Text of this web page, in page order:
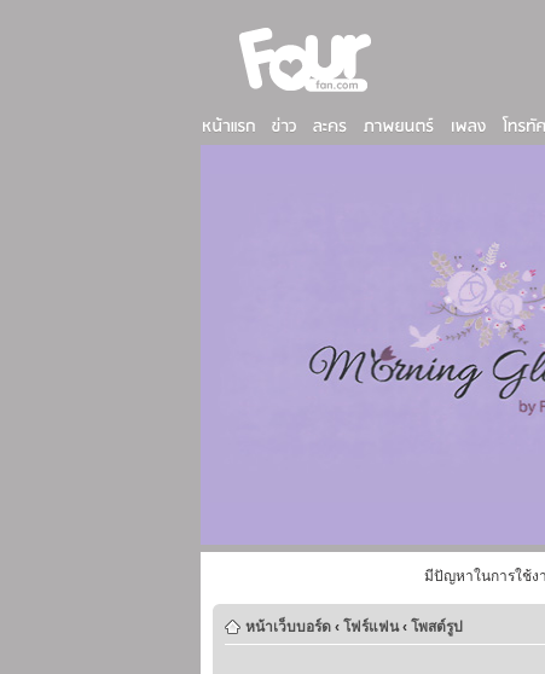
มีปัญหาในการใช้ง
หน้าเว็บบอร์ด ‹ โฟร์แฟน ‹ โพสต์รูป